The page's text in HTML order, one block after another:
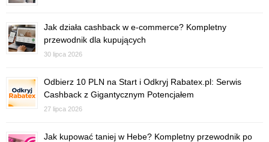
Jak działa cashback w e-commerce? Kompletny
przewodnik dla kupujących
30 lipca 2026
Odbierz 10 PLN na Start i Odkryj Rabatex.pl: Serwis
Cashback z Gigantycznym Potencjałem
27 lipca 2026
Jak kupować taniej w Hebe? Kompletny przewodnik po